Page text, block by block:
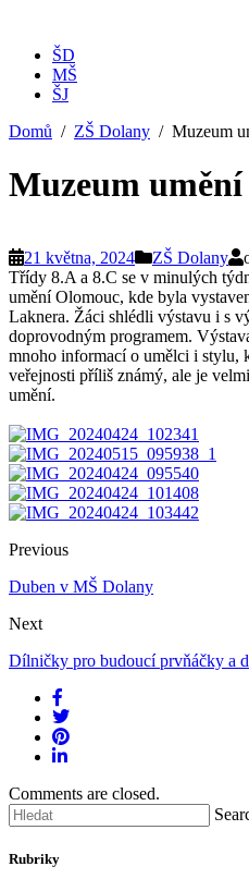
ŠD
MŠ
ŠJ
Domů
ZŠ Dolany Muzeum
Muzeum
21 května, 2024 ZŠ Dolany
Třídy 8.A a 8.C se v minulých
umění Olomouc, kde byla
Laknera. Žáci shlédli výstavu i s
doprovodným programem.
mnoho informací o umělci i stylu,
veřejnosti příliš známý, ale je
umění.
Previous
Duben v MŠ Dolany
Next
Dílničky pro budoucí prvňáčky a
Comments are closed.
Rubriky